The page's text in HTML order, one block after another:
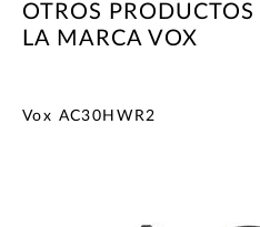
OTROS
LA MARCA VOX
Vox AC30HWR2